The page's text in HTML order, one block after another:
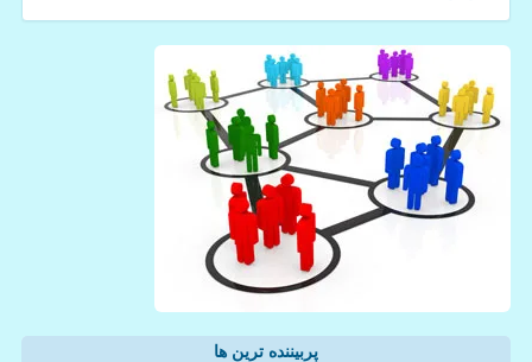
پربیننده ترین ها